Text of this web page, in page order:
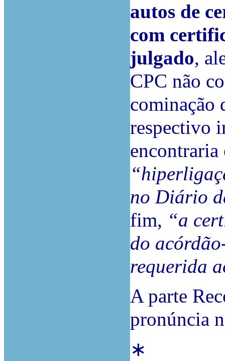
autos de
com
julgado,
CPC não
cominação
respectivo
encontraria
no Diário
fim, “a
do
requerida
A parte
pronúncia
∗